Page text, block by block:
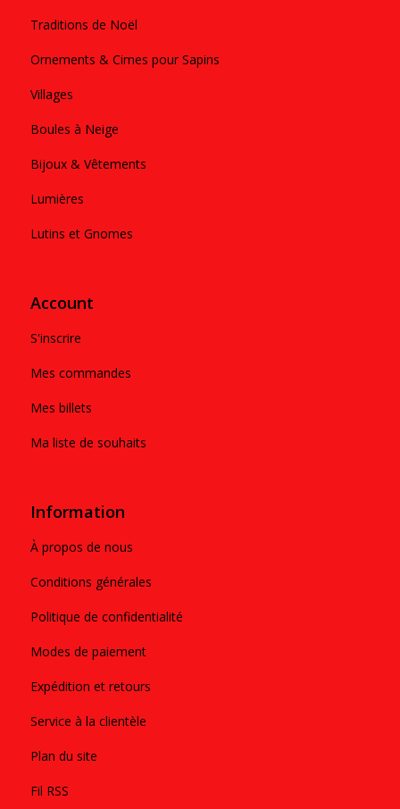
Traditions de Noël
Ornements & Cimes pour Sapins
Villages
Boules à Neige
Bijoux & Vêtements
Lumières
Lutins et Gnomes
Account
S'inscrire
Mes commandes
Mes billets
Ma liste de souhaits
Information
À propos de nous
Conditions générales
Politique de confidentialité
Modes de paiement
Expédition et retours
Service à la clientèle
Plan du site
Fil RSS